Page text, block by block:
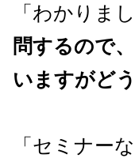
「わかりま
問するので
いますがど
「セミナー